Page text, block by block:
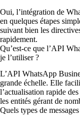
Oui, l’intégration de
en quelques étapes
suivant bien les
rapidement.
Qu’est-ce que l’API
je l’utiliser ?
L’API WhatsApp
grande échelle. Elle
l’actualisation rapide
les entités gérant de
Quels types de